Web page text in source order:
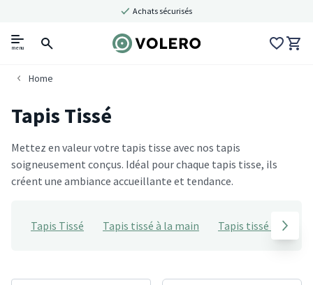
Achats sécurisés
menu
Home
Tapis Tissé
Mettez en valeur votre tapis tisse avec nos tapis
soigneusement conçus. Idéal pour chaque tapis tisse, ils
créent une ambiance accueillante et tendance.
Tapis Tissé Tapis tissé à la main Tapis tissé plat